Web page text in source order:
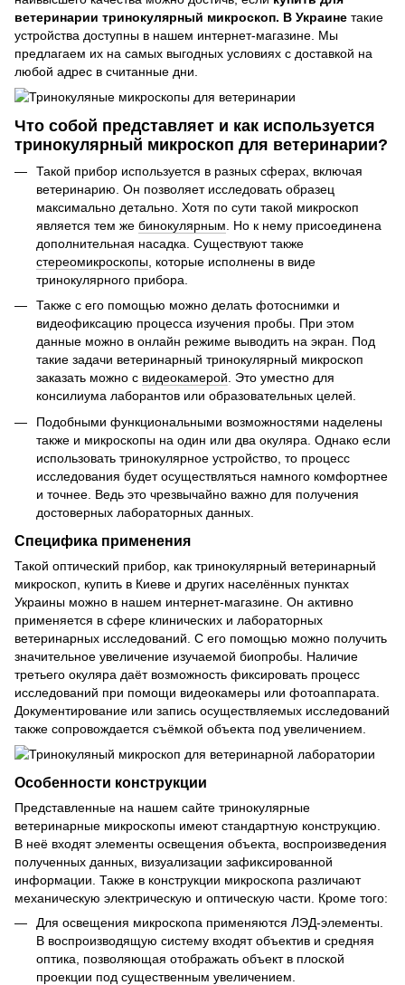
ветеринарии тринокулярный микроскоп. В Украине такие
устройства доступны в нашем интернет-магазине. Мы
предлагаем их на самых выгодных условиях с доставкой на
любой адрес в считанные дни.
Что собой представляет и как используется
тринокулярный микроскоп для ветеринарии?
Такой прибор используется в разных сферах, включая
ветеринарию. Он позволяет исследовать образец
максимально детально. Хотя по сути такой микроскоп
является тем же бинокулярным . Но к нему присоединена
дополнительная насадка. Существуют также
стереомикроскопы , которые исполнены в виде
тринокулярного прибора.
Также с его помощью можно делать фотоснимки и
видеофиксацию процесса изучения пробы. При этом
данные можно в онлайн режиме выводить на экран. Под
такие задачи ветеринарный тринокулярный микроскоп
заказать можно с видеокамерой. Это уместно для
консилиума лаборантов или образовательных целей.
Подобными функциональными возможностями наделены
также и микроскопы на один или два окуляра. Однако если
использовать тринокулярное устройство, то процесс
исследования будет осуществляться намного комфортнее
и точнее. Ведь это чрезвычайно важно для получения
достоверных лабораторных данных.
Специфика применения
Такой оптический прибор, как тринокулярный ветеринарный
микроскоп, купить в Киеве и других населённых пунктах
Украины можно в нашем интернет-магазине. Он активно
применяется в сфере клинических и лабораторных
ветеринарных исследований. С его помощью можно получить
значительное увеличение изучаемой биопробы. Наличие
третьего окуляра даёт возможность фиксировать процесс
исследований при помощи видеокамеры или фотоаппарата.
Документирование или запись осуществляемых исследований
также сопровождается съёмкой объекта под увеличением.
Особенности конструкции
Представленные на нашем сайте тринокулярные
ветеринарные микроскопы имеют стандартную конструкцию.
В неё входят элементы освещения объекта, воспроизведения
полученных данных, визуализации зафиксированной
информации. Также в конструкции микроскопа различают
механическую электрическую и оптическую части. Кроме того:
Для освещения микроскопа применяются ЛЭД-элементы.
В воспроизводящую систему входят объектив и средняя
оптика, позволяющая отображать объект в плоской
проекции под существенным увеличением.